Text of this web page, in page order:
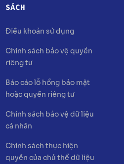
SÁCH
Điều khoản sử dụng
Chính sách bảo vệ quyền
riêng tư
Báo cáo lỗ hổng bảo mật
hoặc quyền riêng tư
Chính sách bảo vệ dữ liệu
cá nhân
Chính sách thực hiện
quyền của chủ thể dữ liệu